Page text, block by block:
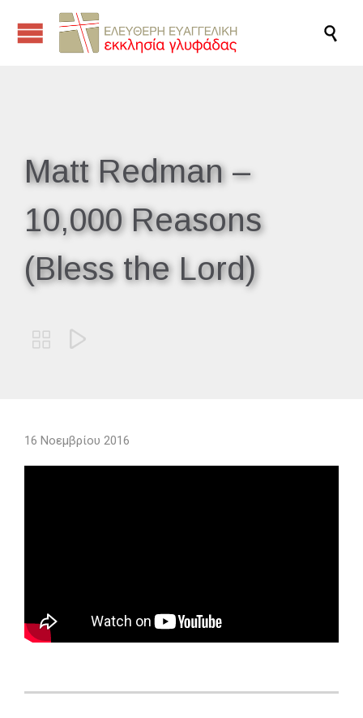

Matt Redman –
10,000 Reasons
(Bless the Lord)
 
16 Νοεμβρίου 2016